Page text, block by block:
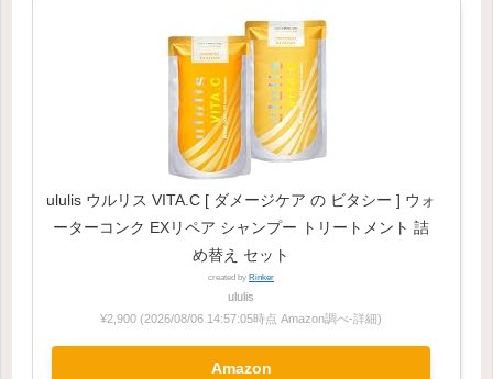
ululis ウルリス VITA.C [ ダメージケア の ビタシー ] ウォ
ーターコンク EXリペア シャンプー トリートメント 詰
め替え セット
created by Rinker
ululis
¥2,900 (2026/08/06 14:57:05時点 Amazon調べ-詳細)
Amazon